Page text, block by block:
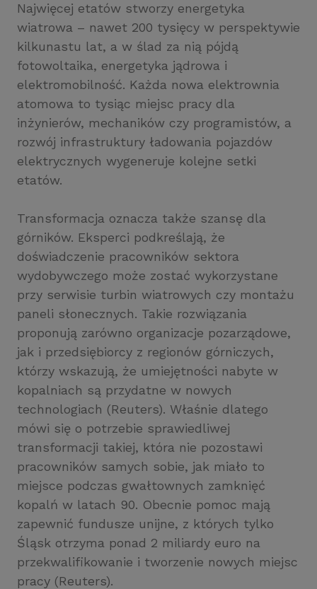
Najwięcej etatów stworzy energetyka
wiatrowa – nawet 200 tysięcy w perspektywie
kilkunastu lat, a w ślad za nią pójdą
fotowoltaika, energetyka jądrowa i
elektromobilność. Każda nowa elektrownia
atomowa to tysiąc miejsc pracy dla
inżynierów, mechaników czy programistów, a
rozwój infrastruktury ładowania pojazdów
elektrycznych wygeneruje kolejne setki
etatów.
Transformacja oznacza także szansę dla
górników. Eksperci podkreślają, że
doświadczenie pracowników sektora
wydobywczego może zostać wykorzystane
przy serwisie turbin wiatrowych czy montażu
paneli słonecznych. Takie rozwiązania
proponują zarówno organizacje pozarządowe,
jak i przedsiębiorcy z regionów górniczych,
którzy wskazują, że umiejętności nabyte w
kopalniach są przydatne w nowych
technologiach (Reuters). Właśnie dlatego
mówi się o potrzebie sprawiedliwej
transformacji takiej, która nie pozostawi
pracowników samych sobie, jak miało to
miejsce podczas gwałtownych zamknięć
kopalń w latach 90. Obecnie pomoc mają
zapewnić fundusze unijne, z których tylko
Śląsk otrzyma ponad 2 miliardy euro na
przekwalifikowanie i tworzenie nowych miejsc
pracy (Reuters).